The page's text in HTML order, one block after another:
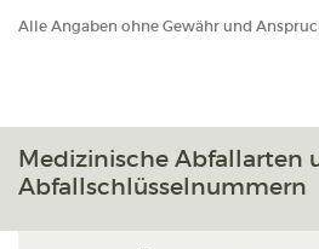
Alle Angaben ohne Gewähr und
Medizinische Abfallarten
Abfallschlüsselnummern